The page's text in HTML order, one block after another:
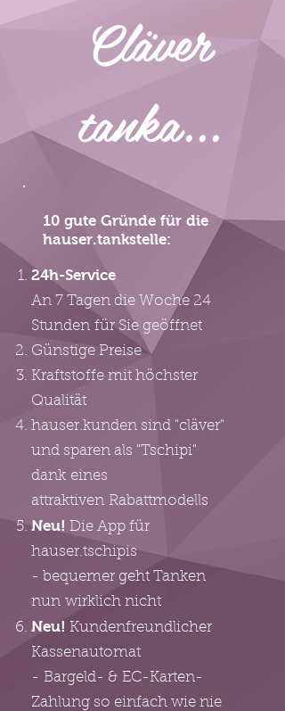
Cläver
tanka...
10 gute Gründe für die
hauser.tankstelle:
24h-Service
An 7 Tagen die Woche 24
Stunden für Sie geöffnet
Günstige Preise
Kraftstoffe mit höchster
Qualität
hauser.kunden sind "cläver"
und sparen als "Tschipi"
dank eines
attraktiven Rabattmodells
Neu! Die App für
hauser.tschipis
- bequemer geht Tanken
nun wirklich nicht
Neu! Kundenfreundlicher
Kassenautomat
- Bargeld- & EC-Karten-
Zahlung so einfach wie nie